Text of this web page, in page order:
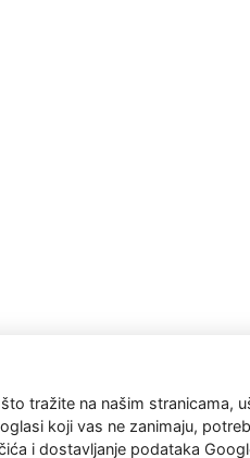
tražite na našim stranicama,
koji vas ne zanimaju,
i dostavljanje podataka